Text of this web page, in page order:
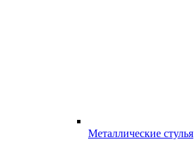
Металлические стулья